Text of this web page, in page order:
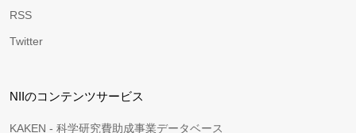
RSS
Twitter
NIIのコンテンツサービス
KAKEN - 科学研究費助成事業データベース